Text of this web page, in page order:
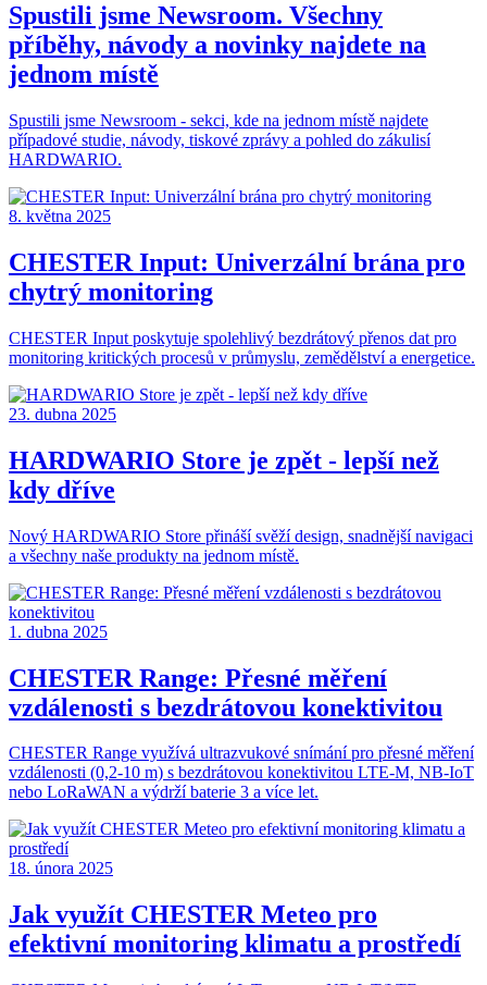
Spustili jsme Newsroom. Všechny
příběhy, návody a novinky najdete na
jednom místě
Spustili jsme Newsroom - sekci, kde na jednom místě najdete
případové studie, návody, tiskové zprávy a pohled do zákulisí
HARDWARIO.
8. května 2025
CHESTER Input: Univerzální brána pro
chytrý monitoring
CHESTER Input poskytuje spolehlivý bezdrátový přenos dat pro
monitoring kritických procesů v průmyslu, zemědělství a energetice.
23. dubna 2025
HARDWARIO Store je zpět - lepší než
kdy dříve
Nový HARDWARIO Store přináší svěží design, snadnější navigaci
a všechny naše produkty na jednom místě.
1. dubna 2025
CHESTER Range: Přesné měření
vzdálenosti s bezdrátovou konektivitou
CHESTER Range využívá ultrazvukové snímání pro přesné měření
vzdálenosti (0,2-10 m) s bezdrátovou konektivitou LTE-M, NB-IoT
nebo LoRaWAN a výdrží baterie 3 a více let.
18. února 2025
Jak využít CHESTER Meteo pro
efektivní monitoring klimatu a prostředí